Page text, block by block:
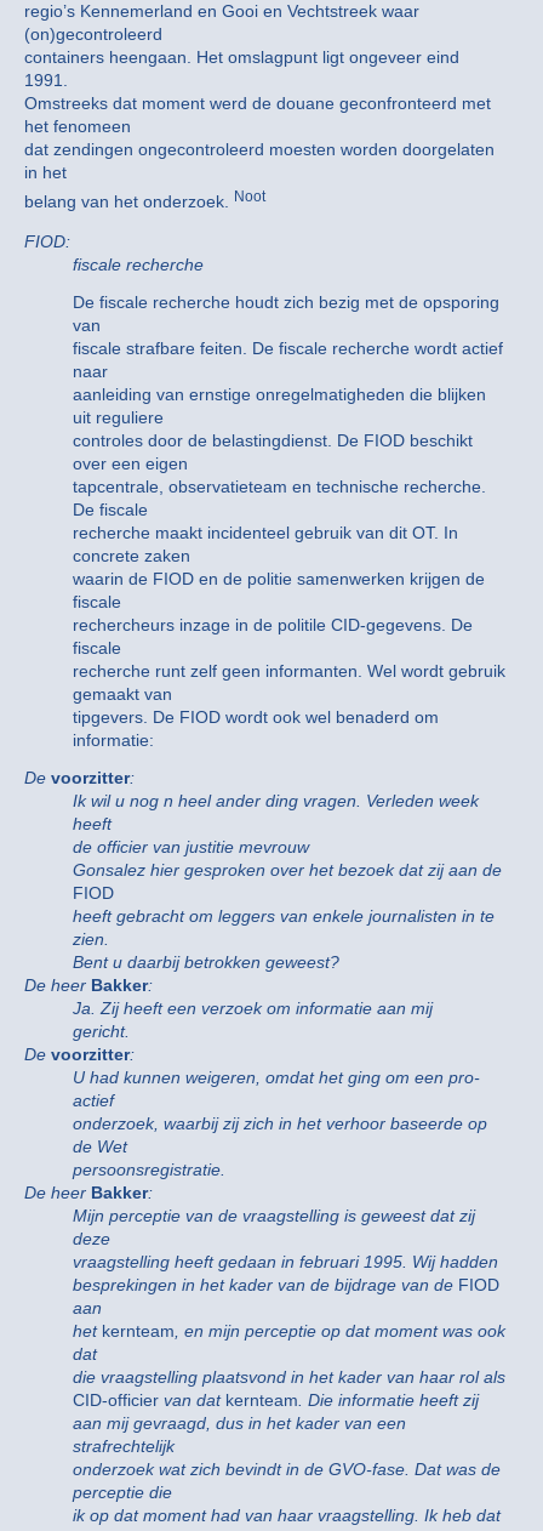
regio’s Kennemerland en Gooi en Vechtstreek waar
(on)gecontroleerd
containers heengaan. Het omslagpunt ligt ongeveer eind
1991.
Omstreeks dat moment werd de douane geconfronteerd met
het fenomeen
dat zendingen ongecontroleerd moesten worden doorgelaten
in het
belang van het onderzoek. Noot
FIOD:
fiscale recherche
De fiscale recherche houdt zich bezig met de opsporing
van
fiscale strafbare feiten. De fiscale recherche wordt actief
naar
aanleiding van ernstige onregelmatigheden die blijken
uit reguliere
controles door de belastingdienst. De FIOD beschikt
over een eigen
tapcentrale, observatieteam en technische recherche.
De fiscale
recherche maakt incidenteel gebruik van dit OT. In
concrete zaken
waarin de FIOD en de politie samenwerken krijgen de
fiscale
rechercheurs inzage in de politile CID-gegevens. De
fiscale
recherche runt zelf geen informanten. Wel wordt gebruik
gemaakt van
tipgevers. De FIOD wordt ook wel benaderd om
informatie:
De voorzitter:
Ik wil u nog n heel ander ding vragen. Verleden week
heeft
de officier van justitie mevrouw
Gonsalez hier gesproken over het bezoek dat zij aan de
FIOD
heeft gebracht om leggers van enkele journalisten in te
zien.
Bent u daarbij betrokken geweest?
De heer Bakker:
Ja. Zij heeft een verzoek om informatie aan mij
gericht.
De voorzitter:
U had kunnen weigeren, omdat het ging om een pro-
actief
onderzoek, waarbij zij zich in het verhoor baseerde op
de Wet
persoonsregistratie.
De heer Bakker:
Mijn perceptie van de vraagstelling is geweest dat zij
deze
vraagstelling heeft gedaan in februari 1995. Wij hadden
besprekingen in het kader van de bijdrage van de FIOD
aan
hetkernteam, en mijn perceptie op dat moment was ook
dat
die vraagstelling plaatsvond in het kader van haar rol als
CID-officier van datkernteam. Die informatie heeft zij
aan mij gevraagd, dus in het kader van een
strafrechtelijk
onderzoek wat zich bevindt in de GVO-fase. Dat was de
perceptie die
ik op dat moment had van haar vraagstelling. Ik heb dat